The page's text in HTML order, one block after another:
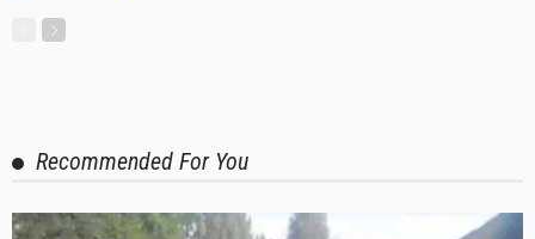
Recommended For You